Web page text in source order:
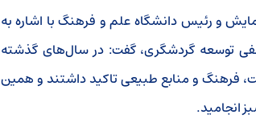
و رئیس دانشگاه علم و فرهنگ با اشاره به
توسعه گردشگری، گفت: در سال‌های گذشته
فرهنگ و منابع طبیعی تاکید داشتند و همین
انجامید.